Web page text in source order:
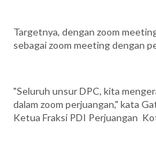
Targetnya, dengan zoom
sebagai zoom meeting dengan
"Seluruh unsur DPC, kita
dalam zoom perjuangan," kata
Ketua Fraksi PDI Perjuangan